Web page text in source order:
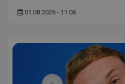
01.08.2026 - 11:06